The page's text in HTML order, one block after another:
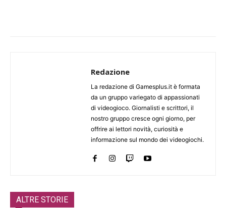
Redazione
La redazione di Gamesplus.it è formata
da un gruppo variegato di appassionati
di videogioco. Giornalisti e scrittori, il
nostro gruppo cresce ogni giorno, per
offrire ai lettori novità, curiosità e
informazione sul mondo dei videogiochi.
ALTRE STORIE